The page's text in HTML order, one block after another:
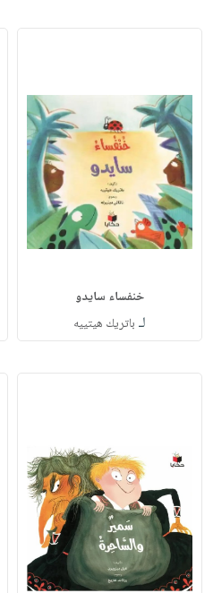
خنفساء سايدو
لـ باتريك هيتييه